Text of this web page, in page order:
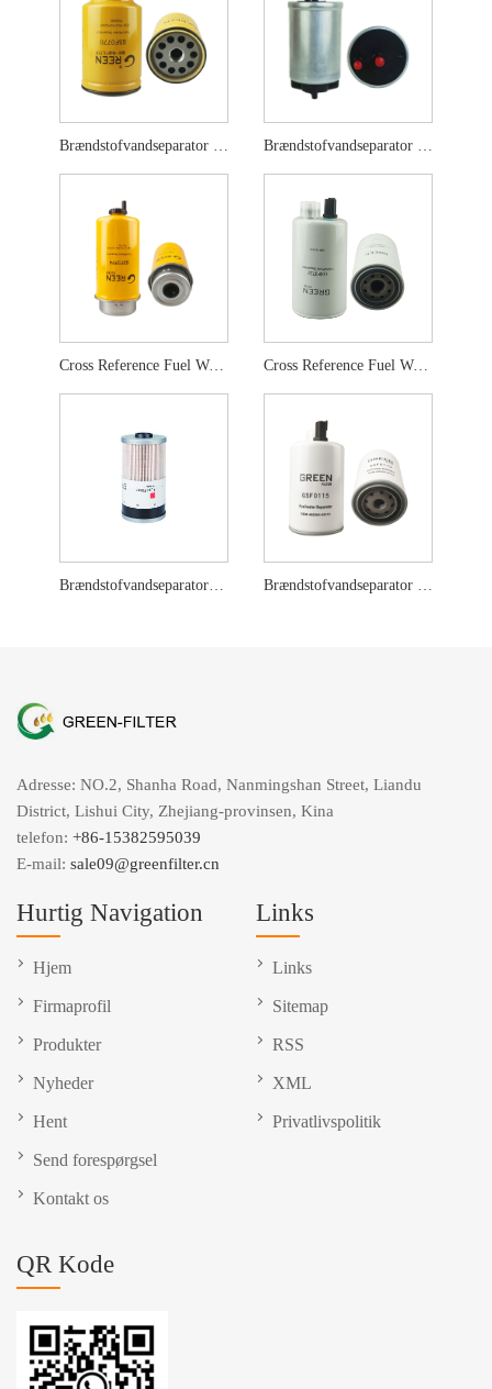
Cross Reference Fuel Water Separator P551425 Cross Reference Fuel Water Separator FS19732
Brændstofvandseparatorfilter FS19728 GF9728
Adresse: NO.2, Shanha Road, Nanmingshan Street, Liandu
District, Lishui City, Zhejiang-provinsen, Kina
telefon: +86-15382595039
E-mail: sale09@greenfilter.cn
Hurtig Navigation
Hjem
Firmaprofil
Produkter
Nyheder
Hent
Send forespørgsel
Kontakt os
Links
Links
Sitemap
RSS
XML
Privatlivspolitik
QR Kode